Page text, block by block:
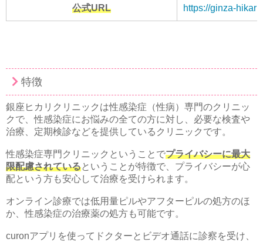
公式URL https://ginza-
特徴
銀座ヒカリクリニックは性感染症（性病）専門のクリニッ
クで、性感染症にお悩みの全ての方に対し、必要な検査や
治療、定期検診などを提供しているクリニックです。
性感染症専門クリニックということでプライバシーに最大
限配慮されているということが特徴で、プライバシーが心
配という方も安心して治療を受けられます。
オンライン診療では低用量ピルやアフターピルの処方のほ
か、性感染症の治療薬の処方も可能です。
curonアプリを使ってドクターとビデオ通話に診察を受け、